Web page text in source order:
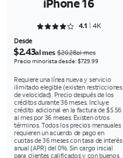
Rated 4.1642 out of 5
4.1 4K
Desde
$2.43al mes$20.28al mes
Precio minorista desde: $729.99
Requiere una línea nueva y servicio
ilimitado elegible (existen restricciones
de velocidad). Precio después de los
créditos durante 36 meses. Incluye
crédito adicional en la factura de $5.56
al mes por 36 meses. Existen otros
términos. Todos los precios mensuales
requieren un acuerdo de pago en
cuotas de 36 meses con tasa de interés
anual (APR) del 0%. Sin cargo inicial
para clientes calificados y con buenos